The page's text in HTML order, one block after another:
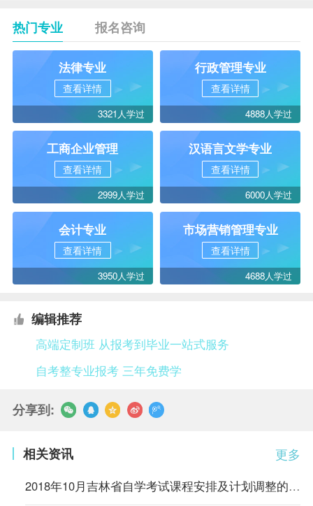
热门专业 报名咨询
法律专业
查看详情
3321人学过
行政管理专业
查看详情
4888人学过
工商企业管理
查看详情
2999人学过
汉语言文学专业
查看详情
6000人学过
会计专业
查看详情
3950人学过
市场营销管理专业
查看详情
4688人学过
编辑推荐
高端定制班 从报考到毕业一站式服务
自考整专业报考 三年免费学
分享到:
更多
相关资讯
2018年10月吉林省自学考试课程安排及计划调整的通知